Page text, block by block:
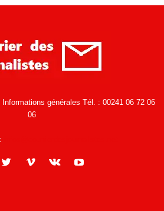
générales Tél. : 00241 06 72 06
06